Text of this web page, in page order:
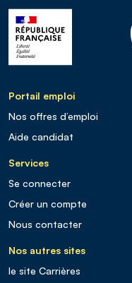
Portail emploi
Nos offres d’emploi
Aide candidat
Services
Se connecter
Créer un compte
Nous contacter
Nos autres sites
le site Carrières